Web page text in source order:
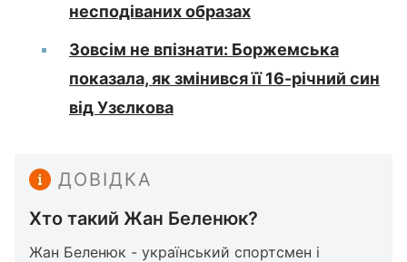
несподіваних образах
Зовсім не впізнати: Боржемська
показала, як змінився її 16-річний син
від Узєлкова
ДОВІДКА
Хто такий Жан Беленюк?
Жан Беленюк - український спортсмен і